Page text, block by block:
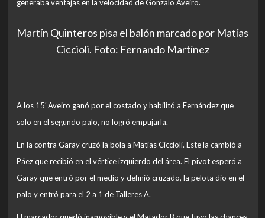
generaba ventajas en la velocidad de Gonzalo Aveiro.
Martín Quinteros pisa el balón marcado por Matías
Ciccioli. Foto: Fernando Martínez
A los 15′ Aveiro ganó por el costado y habilitó a Fernández que
solo en el segundo palo, no logró empujarla.
En la contra Garay cruzó la bola a Matías Ciccioli. Este la cambió a
Páez que recibió en el vértice izquierdo del área. El pivot esperó a
Garay que entró por el medio y definió cruzado, la pelota dio en el
palo y entró para el 2 a 1 de Talleres A.